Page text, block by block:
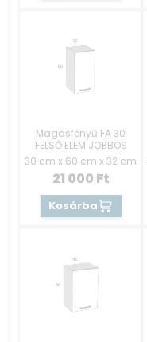
Magasfényű FA 30
FELSŐ ELEM JOBBOS
30 cm x 60 cm x 32 cm
21 000 Ft
Kosárba